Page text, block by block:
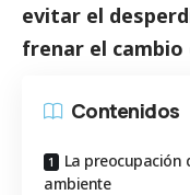
evitar el
frenar el
Contenidos
La preocupación
ambiente